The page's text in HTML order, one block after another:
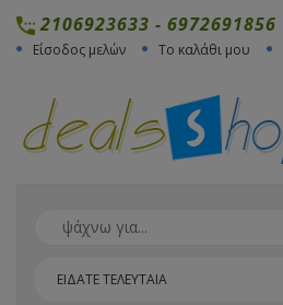
2106923633 - 6972691856
Είσοδος μελών Το καλάθι μου
ΕΙΔΑΤΕ ΤΕΛΕΥΤΑΙΑ